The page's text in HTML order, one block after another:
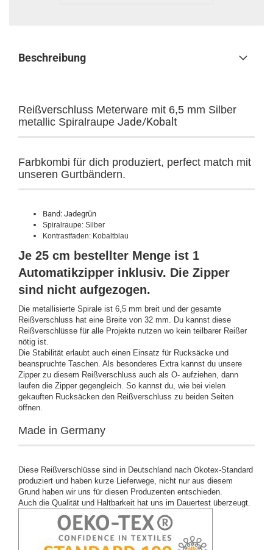
Beschreibung
Reißverschluss Meterware mit 6,5 mm Silber
metallic Spiralraupe Jade/Kobalt
Farbkombi für dich produziert, perfect match mit
unseren Gurtbändern.
Band: Jadegrün
Spiralraupe: Silber
Kontrastfaden: Kobaltblau
Je 25 cm bestellter Menge ist 1
Automatikzipper inklusiv. Die Zipper
sind nicht aufgezogen.
Die metallisierte Spirale ist 6,5 mm breit und der gesamte
Reißverschluss hat eine Breite von 32 mm. Du kannst diese
Reißverschlüsse für alle Projekte nutzen wo kein teilbarer Reißer
nötig ist.
Die Stabilität erlaubt auch einen Einsatz für Rucksäcke und
beanspruchte Taschen. Als besonderes Extra kannst du unsere
Zipper zu diesem Reißverschluss auch als O- aufziehen, dann
laufen die Zipper gegengleich. So kannst du, wie bei vielen
gekauften Rucksäcken den Reißverschluss zu beiden Seiten
öffnen.
Made in Germany
Diese Reißverschlüsse sind in Deutschland nach Ökotex-Standard
produziert und haben kurze Lieferwege, nicht nur aus diesem
Grund haben wir uns für diesen Produzenten entschieden.
Auch die Qualität und Haltbarkeit hat uns im Dauertest überzeugt.